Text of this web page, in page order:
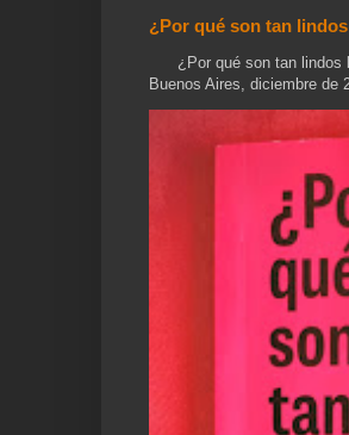
¿Por qué son tan
¿Por qué son tan lindos
Buenos Aires, diciembre de